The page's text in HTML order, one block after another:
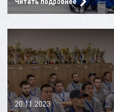
20.11.2023